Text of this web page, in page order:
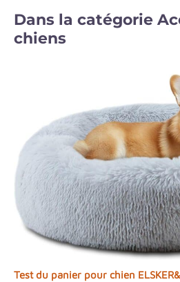
Dans la catégorie
chiens
Test du panier pour chien